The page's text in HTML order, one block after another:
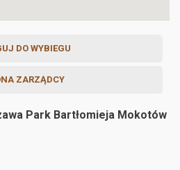
DO WYBIEGU
ZARZĄDCY
Park Bartłomieja Mokotów